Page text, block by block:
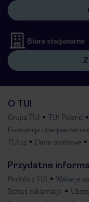
Biura stacjonarne
O TUI
Grupa TUI TUI Poland
Gwarancja
TUI.cz
Dane osobowe
Przydatne
Podróż z TUI Wakacje
Status reklamacji